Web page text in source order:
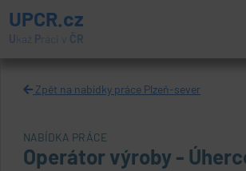
UPCR.cz
U kaž Práci v ČR
Zpět na nabídky práce Plzeň-sever
NABÍDKA PRÁCE
Operátor výroby -